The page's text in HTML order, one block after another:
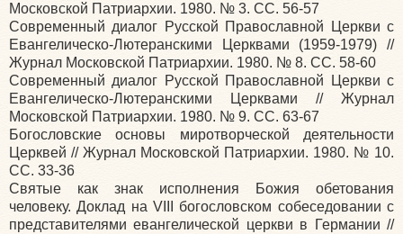
Московской Патриархии. 1980. № 3. СС. 56-57
Современный диалог Русской Православной Церкви с
Евангелическо-Лютеранскими Церквами (1959-1979) //
Журнал Московской Патриархии. 1980. № 8. СС. 58-60
Современный диалог Русской Православной Церкви с
Евангелическо-Лютеранскими Церквами // Журнал
Московской Патриархии. 1980. № 9. СС. 63-67
Богословские основы миротворческой деятельности
Церквей // Журнал Московской Патриархии. 1980. № 10.
СС. 33-36
Святые как знак исполнения Божия обетования
человеку. Доклад на VIII богословском собеседовании с
представителями евангелической церкви в Германии //